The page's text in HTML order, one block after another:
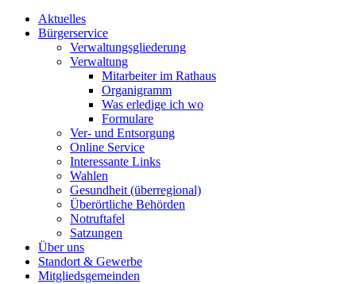
Aktuelles
Bürgerservice
Verwaltungsgliederung
Verwaltung
Mitarbeiter im Rathaus
Organigramm
Was erledige ich wo
Formulare
Ver- und Entsorgung
Online Service
Interessante Links
Wahlen
Gesundheit (überregional)
Überörtliche Behörden
Notruftafel
Satzungen
Über uns
Standort & Gewerbe
Mitgliedsgemeinden